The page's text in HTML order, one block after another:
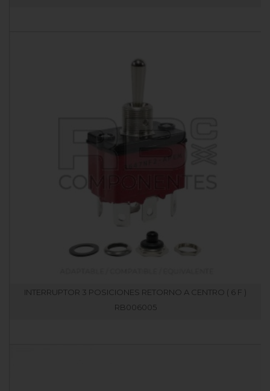
INTERRUPTOR 3 POSICIONES RETORNO A CENTRO ( 6 F )
RB006005